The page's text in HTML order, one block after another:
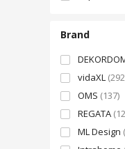
Brand
vidaXL
OMS (137)
REGATA
ML Design